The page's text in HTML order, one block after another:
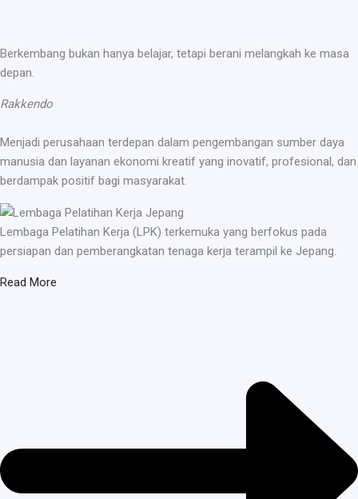
Berkembang bukan hanya belajar, tetapi berani melangkah ke masa
depan.
Rakkendo
Menjadi perusahaan terdepan dalam pengembangan sumber daya
manusia dan layanan ekonomi kreatif yang inovatif, profesional, dan
berdampak positif bagi masyarakat.
Lembaga Pelatihan Kerja (LPK) terkemuka yang berfokus pada
persiapan dan pemberangkatan tenaga kerja terampil ke Jepang.
Read More